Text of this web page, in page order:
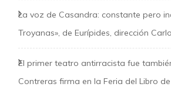
La voz de Casandra: constante pero
Troyanas», de Eurípides, dirección
El primer teatro antirracista fue
Contreras firma en la Feria del Libro